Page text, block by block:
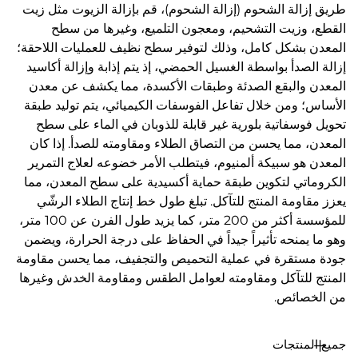
طريق إزالة الشحوم (إزالة الشحوم)، قم بإزالة الزيوت مثل زيت
القطع، وزيت التشحيم، ومعجون التلميع، وغيرها من سطح
المعدن بشكل كامل، وذلك لتوفير سطح نظيف للعمليات اللاحقة؛
إزالة الصدأ بواسطة الغسيل الحمضي، إذ يتم إذابة وإزالة أكاسيد
المعدن والبقع الصدئة وطبقات الأكسدة، مما يكشف عن معدن
الأساس؛ ومن خلال تفاعل الفوسفات الكيميائي، يتم توليد طبقة
تحويل فوسفاتية بلورية غير قابلة للذوبان في الماء على سطح
المعدن، مما يحسن من التصاق الطلاء ومقاومته للصدأ. إذا كان
المعدن هو سبيكة ألمنيوم، فيتطلب الأمر خضوعه لعلاج التمرير
الكروماتي لتكوين طبقة حماية أكسيدية على سطح المعدن، مما
يعزز مقاومة المنتج للتآكل. تبلغ طول خط إنتاج الطلاء الرشّي
للمؤسسة أكثر من 200 متر، كما يزيد طول الفرن عن 100 متر،
وهو ما يمنحه تأثيراً جيداً في الحفاظ على درجة الحرارة، ويضمن
جودة مستقرة في عملية التحميص والتجفيف، مما يحسن مقاومة
المنتج للتآكل ومقاومته لعوامل الطقس ومقاومة الخدش وغيرها
من الخصائص.
جميع المنتجات